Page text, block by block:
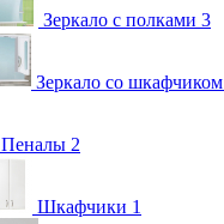
Зеркало с полками 3
Зеркало со шкафчиком
Пеналы 2
Шкафчики 1